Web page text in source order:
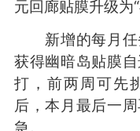
元回廊贴膜升级为
新增的每月任
获得幽暗岛贴膜
打，前两周可先
后，本月最后一
急。